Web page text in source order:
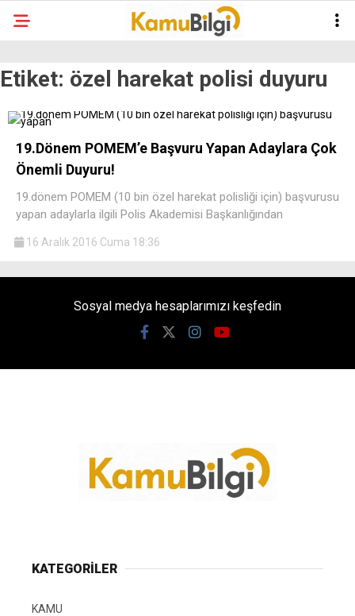
Etiket: özel harekat polisi duyuru
19.Dönem POMEM’e Başvuru Yapan Adaylara Çok
Önemli Duyuru!
19.dönem POMEM (10 bin özel harekat polisliği için) başvurusu
yapan adaylarla ilgili Polis Akademisi Başkanlığından
16 Aralık 2016 Cuma 18:36
Sosyal medya hesaplarımızı keşfedin
KATEGORİLER
KAMU